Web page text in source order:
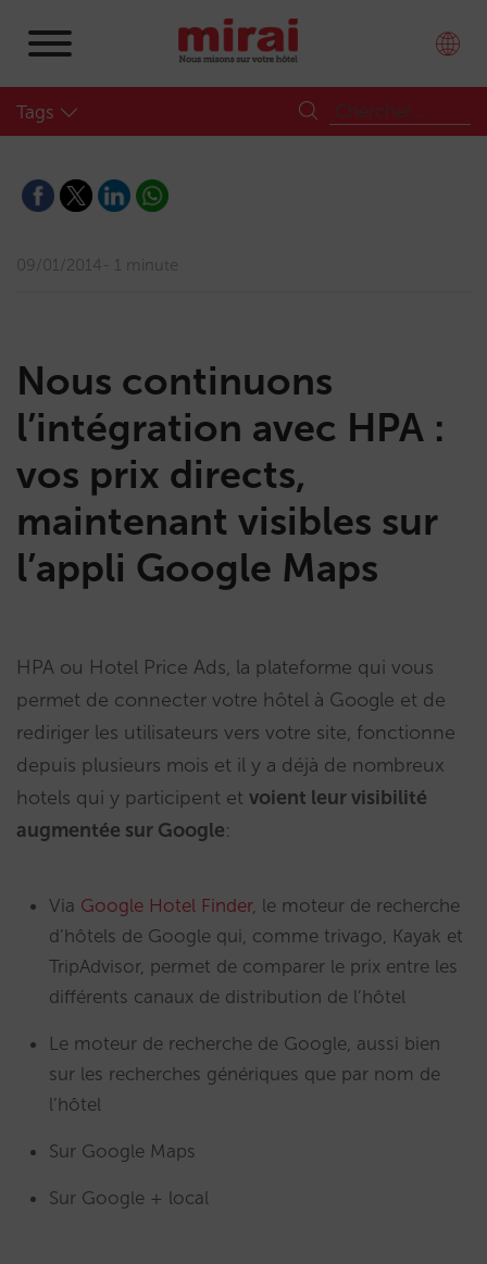
Tags
09/01/2014 1 minute
Nous continuons
l’intégration avec HPA :
vos prix directs,
maintenant visibles sur
l’appli Google Maps
HPA ou Hotel Price Ads, la plateforme qui vous
permet de connecter votre hôtel à Google et de
rediriger les utilisateurs vers votre site, fonctionne
depuis plusieurs mois et il y a déjà de nombreux
hotels qui y participent et voient leur visibilité
augmentée sur Google:
Via Google Hotel Finder, le moteur de recherche
d’hôtels de Google qui, comme trivago, Kayak et
TripAdvisor, permet de comparer le prix entre les
différents canaux de distribution de l’hôtel
Le moteur de recherche de Google, aussi bien
sur les recherches génériques que par nom de
l’hôtel
Sur Google Maps
Sur Google + local